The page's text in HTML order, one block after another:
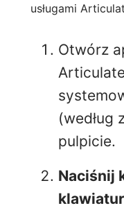
usługami
Otwórz
(według
pulpicie.
Naciśnij